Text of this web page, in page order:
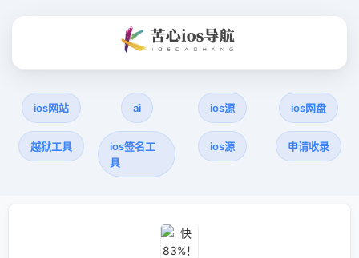
ios网站 ai ios源 ios网盘
越狱工具
ios签名工
具
ios源 申请收录